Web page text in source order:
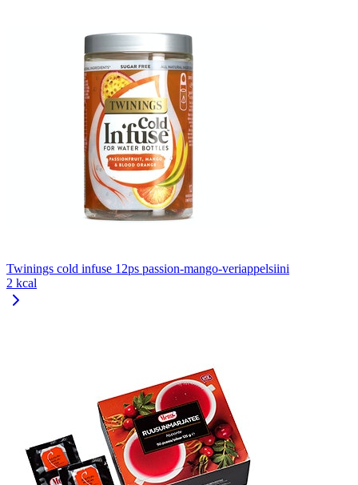
Twinings cold infuse 12ps passion-mango-veriappelsiini
2 kcal